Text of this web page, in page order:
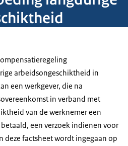
arbeidsongeschiktheid in
een werkgever, die na
in verband met
van de werknemer een
een verzoek indienen voor
deze factsheet wordt ingegaan op